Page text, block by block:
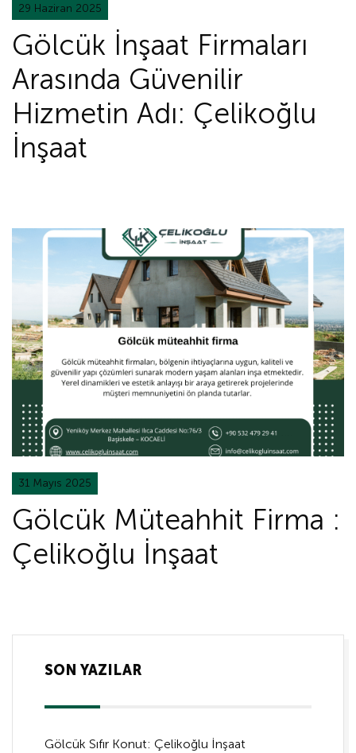
29 Haziran 2025
Gölcük İnşaat Firmaları
Arasında Güvenilir
Hizmetin Adı: Çelikoğlu
İnşaat
31 Mayıs 2025
Gölcük Müteahhit Firma :
Çelikoğlu İnşaat
SON YAZILAR
Gölcük Sıfır Konut: Çelikoğlu İnşaat